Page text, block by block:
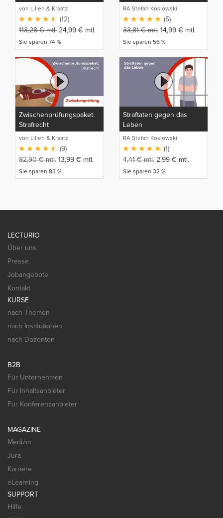
von Lilien & Kraatz
(12)
113,28€mtl. 24,99 € mtl.
Sie sparen 74 %
Individualrechtsgüter und
gegen Rechtsgüter der
Allgemeinheit
RA Stefan Koslowski
(5)
33,81€mtl. 14,99 € mtl.
Sie sparen 56 %
Zwischenprüfungspaket:
Strafrecht
von Lilien & Kraatz
(9)
82,90€mtl. 13,99 € mtl.
Sie sparen 83 %
Straftaten gegen das
Leben
RA Stefan Koslowski
(1)
4,41€mtl. 2,99 € mtl.
Sie sparen 32 %
LECTURIO
Über uns
Presse
Jobangebote
Kontakt
KURSE
nach Themen
nach Institutionen
nach Dozenten
B2B
Für Unternehmen
Für Inhaltsanbieter
Für Konferenzanbieter
MAGAZINE
Medizin
Jura
Karriere
eLearning
SUPPORT
Hilfe